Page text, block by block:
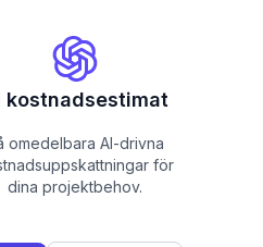
kostnadsestimat
omedelbara AI-drivna
för
dina projektbehov.